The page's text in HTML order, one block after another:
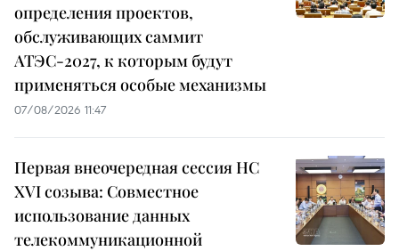
определения проектов,
обслуживающих саммит
АТЭС-2027, к которым будут
применяться особые механизмы
07/08/2026 11:47
Первая внеочередная сессия НС
XVI созыва: Совместное
использование данных
телекоммуникационной